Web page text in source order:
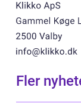
Fler